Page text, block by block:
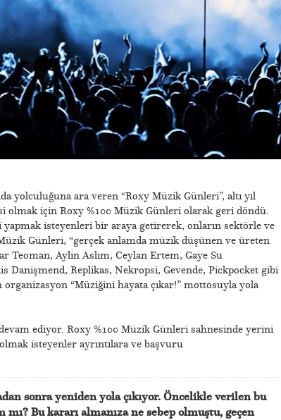
yolculuğuna ara veren “Roxy Müzik Günleri”, altı yıl
olmak için Roxy %100 Müzik Günleri olarak geri döndü.
isteyenleri bir araya getirerek, onların sektörle ve
Günleri, “gerçek anlamda müzik düşünen ve üreten
Teoman, Aylin Aslım, Ceylan Ertem, Gaye Su
Danişmend, Replikas, Nekropsi, Gevende, Pickpocket gibi
“Müziğini hayata çıkar!” mottosuyla yola
ediyor. Roxy %100 Müzik Günleri sahnesinde yerini
isteyenler ayrıntılara ve başvuru
sonra yeniden yola çıkıyor. Öncelikle verilen bu
Bu kararı almanıza ne sebep olmuştu, geçen